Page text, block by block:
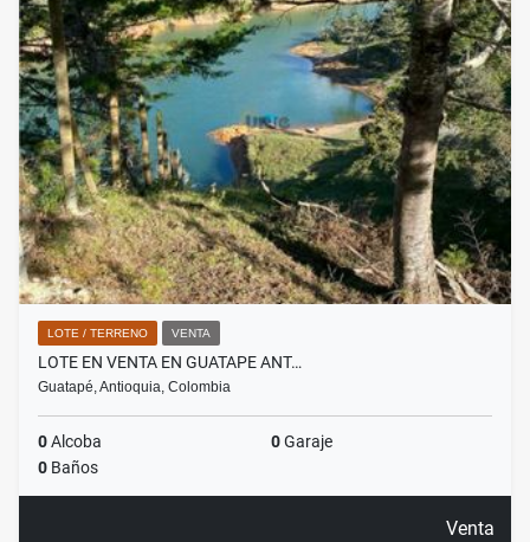
LOTE / TERRENO VENTA
LOTE EN VENTA EN GUATAPE ANT…
Guatapé, Antioquia, Colombia
0Alcoba 0Garaje
0 Baños
Venta